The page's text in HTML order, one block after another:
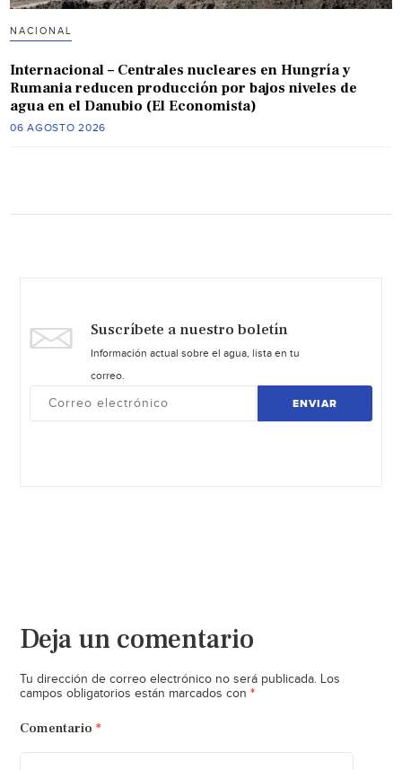
NACIONAL
Internacional – Centrales nucleares en Hungría y
Rumania reducen producción por bajos niveles de
agua en el Danubio (El Economista)
06 AGOSTO 2026
Suscríbete a nuestro boletín
Información actual sobre el agua, lista en tu
correo.
ENVIAR
Deja un comentario
Tu dirección de correo electrónico no será publicada. Los
campos obligatorios están marcados con *
Comentario *